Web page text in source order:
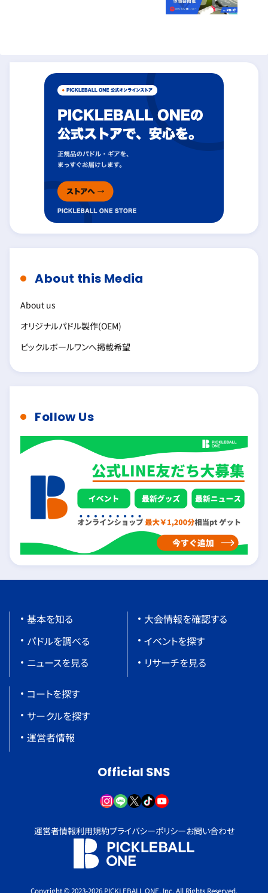
About this Media
About us
オリジナルパドル製作(OEM)
ピックルボールワンへ掲載希望
Follow Us
基本を知る
パドルを調べる
ニュースを見る
大会情報を確認する
イベントを探す
リサーチを見る
コートを探す
サークルを探す
運営者情報
Official SNS
運営者情報利用規約プライバシーポリシーお問い合わせ
Copyright © 2023-2026 PICKLEBALL ONE, Inc. All Rights Reserved.